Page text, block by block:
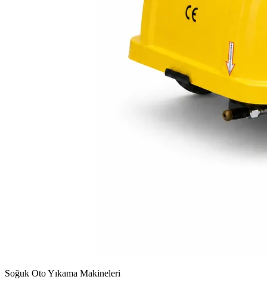
Soğuk Oto Yıkama Makineleri